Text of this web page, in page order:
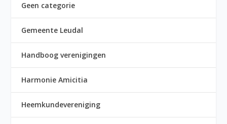
Geen categorie
Gemeente Leudal
Handboog verenigingen
Harmonie Amicitia
Heemkundevereniging